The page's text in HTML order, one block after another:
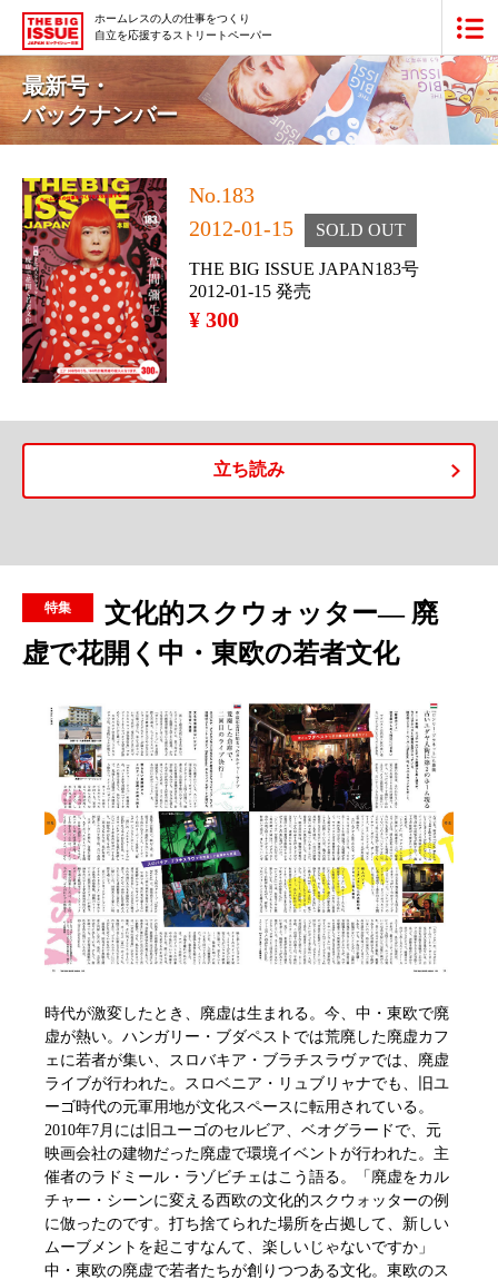
ホームレスの人の仕事をつくり
自立を応援するストリートペーパー
ビッグイシュー日本版とは
買いたい
販売したい
最新号・バックナンバー
あなたにできること
ビッグイシューの本・商品
最新号・
バックナンバー
No.183
2012-01-15
SOLD OUT
THE BIG ISSUE JAPAN183号
2012-01-15 発売
¥ 300
立ち読み
文化的スクウォッター― 廃
虚で花開く中・東欧の若者文化
時代が激変したとき、廃虚は生まれる。今、中・東欧で廃
虚が熱い。ハンガリー・ブダペストでは荒廃した廃虚カフ
ェに若者が集い、スロバキア・ブラチスラヴァでは、廃虚
ライブが行われた。スロベニア・リュブリャナでも、旧ユ
ーゴ時代の元軍用地が文化スペースに転用されている。
2010年7月には旧ユーゴのセルビア、ベオグラードで、元
映画会社の建物だった廃虚で環境イベントが行われた。主
催者のラドミール・ラゾビチェはこう語る。「廃虚をカル
チャー・シーンに変える西欧の文化的スクウォッターの例
に倣ったのです。打ち捨てられた場所を占拠して、新しい
ムーブメントを起こすなんて、楽しいじゃないですか」
中・東欧の廃虚で若者たちが創りつつある文化。東欧のス